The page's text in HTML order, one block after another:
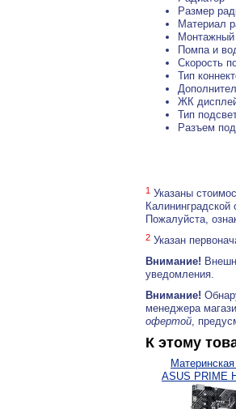
Размер
Материал
Помпа и
Скорость
Тип
ЖК
Тип
Разъем
1 Указаны
Пожалуйста,
2 Указан
Внимание!
уведомления.
Внимание!
менеджера
офертой,
К этому
ASUS PRIME